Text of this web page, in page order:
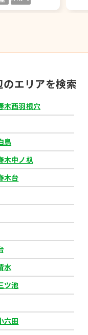
エリアを検索
木西羽根穴
鳥
木中ノ杁
木台
水
ツ池
六田